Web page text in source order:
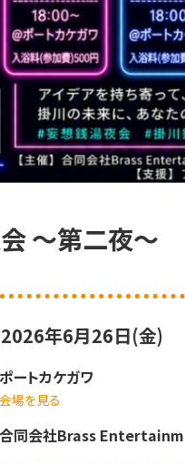
〜第二夜〜
2026年6月26日(金)
ポートカケガワ
会場を見る
合同会社Brass